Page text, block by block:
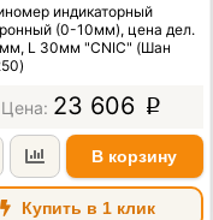
индикаторный
(0-10мм), цена дел.
L 30мм "CNIC" (Шан
23 606 p
В корзину
Купить в 1 клик